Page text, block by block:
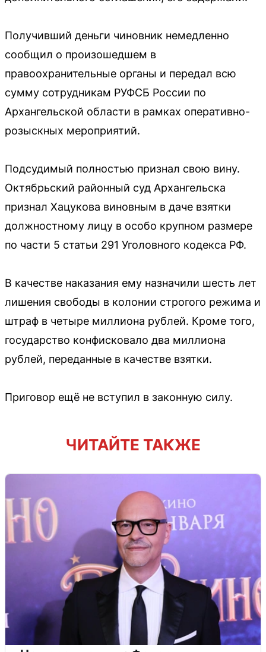
Получивший деньги чиновник немедленно
сообщил о произошедшем в
правоохранительные органы и передал всю
сумму сотрудникам РУФСБ России по
Архангельской области в рамках оперативно-
розыскных мероприятий.
Подсудимый полностью признал свою вину.
Октябрьский районный суд Архангельска
признал Хацукова виновным в даче взятки
должностному лицу в особо крупном размере
по части 5 статьи 291 Уголовного кодекса РФ.
В качестве наказания ему назначили шесть лет
лишения свободы в колонии строгого режима и
штраф в четыре миллиона рублей. Кроме того,
государство конфисковало два миллиона
рублей, переданные в качестве взятки.
Приговор ещё не вступил в законную силу.
ЧИТАЙТЕ ТАКЖЕ